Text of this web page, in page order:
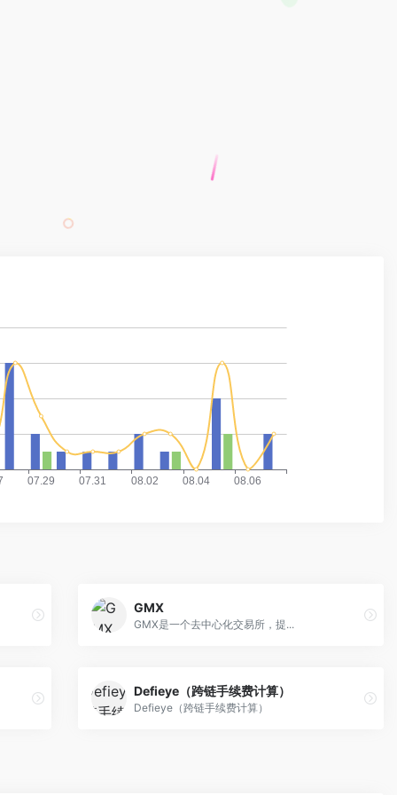
GMX
GMX是一个去中心化交易所，提...
Defieye（跨链手续费计算）
Defieye（跨链手续费计算）